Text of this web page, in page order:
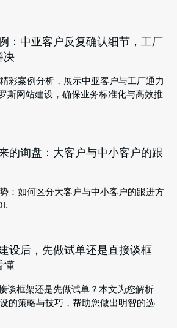
：中亚客户反复确认细节，工厂
决
彩案例分析，展示中亚客户与工厂通力
斯网站建设，确保业务标准化与高效推
的询盘：大客户与中小客户的跟
：如何区分大客户与中小客户的跟进方
设后，先做试单还是直接谈框
懂
谈框架还是先做试单？本文为您解析
的策略与技巧，帮助您做出明智的选